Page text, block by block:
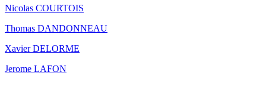
Nicolas COURTOIS
Thomas DANDONNEAU
Xavier DELORME
Jerome LAFON